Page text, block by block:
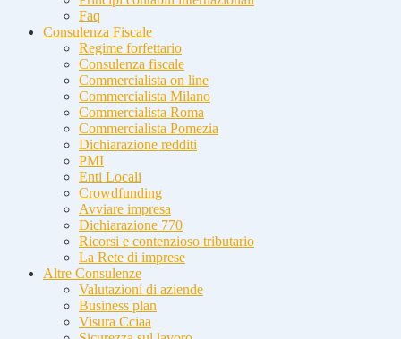
Faq
Consulenza Fiscale
Regime forfettario
Consulenza fiscale
Commercialista on line
Commercialista Milano
Commercialista Roma
Commercialista Pomezia
Dichiarazione redditi
PMI
Enti Locali
Crowdfunding
Avviare impresa
Dichiarazione 770
Ricorsi e contenzioso tributario
La Rete di imprese
Altre Consulenze
Valutazioni di aziende
Business plan
Visura Cciaa